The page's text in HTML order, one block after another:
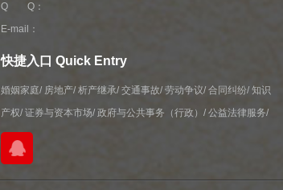
Q Q：
E-mail：
快捷入口 Quick Entry
婚姻家庭/ 房地产/ 析产继承/ 交通事故/ 劳动争议/合同纠纷/ 知识
产权/证券与资本市场/ 政府与公共事务（行政） / 公益法律服务/